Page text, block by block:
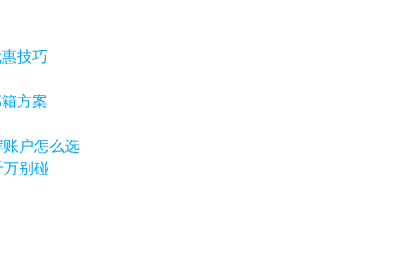
技巧
方案
户怎么选
别碰